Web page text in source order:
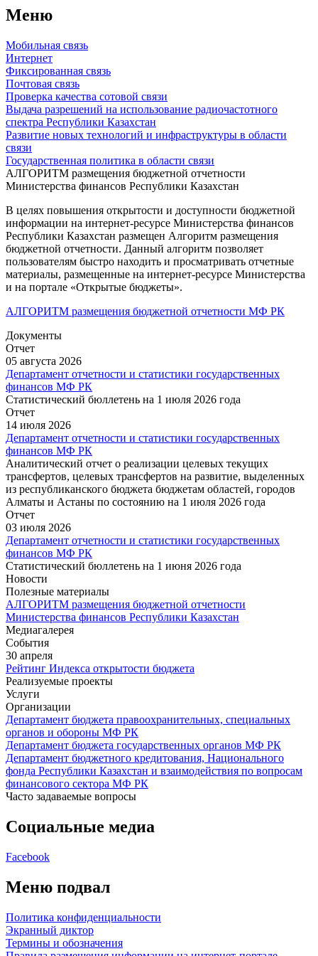
Меню
Мобильная связь
Интернет
Фиксированная связь
Почтовая связь
Проверка качества сотовой связи
Выдача разрешений на использование радиочастотного
спектра Республики Казахстан
Развитие новых технологий и инфраструктуры в области
связи
Государственная политика в области связи
АЛГОРИТМ размещения бюджетной отчетности
Министерства финансов Республики Казахстан
В целях повышения открытости и доступности бюджетной
информации на интернет-ресурсе Министерства финансов
Республики Казахстан размещен Алгоритм размещения
бюджетной отчетности. Данный алгоритм позволяет
пользователям быстро находить и просматривать отчетные
материалы, размещенные на интернет-ресурсе Министерства
и на портале «Открытые бюджеты».
АЛГОРИТМ размещения бюджетной отчетности МФ РК
Документы
Отчет
05 августа 2026
Департамент отчетности и статистики государственных
финансов МФ РК
Статистический бюллетень на 1 июля 2026 года
Отчет
14 июля 2026
Департамент отчетности и статистики государственных
финансов МФ РК
Аналитический отчет о реализации целевых текущих
трансфертов, целевых трансфертов на развитие, выделенных
из республиканского бюджета бюджетам областей, городов
Алматы и Астаны по состоянию на 1 июля 2026 года
Отчет
03 июля 2026
Департамент отчетности и статистики государственных
финансов МФ РК
Статистический бюллетень на 1 июня 2026 года
Новости
Полезные материалы
АЛГОРИТМ размещения бюджетной отчетности
Министерства финансов Республики Казахстан
Медиагалерея
События
30 апреля
Рейтинг Индекса открытости бюджета
Реализуемые проекты
Услуги
Организации
Департамент бюджета правоохранительных, специальных
органов и обороны МФ РК
Департамент бюджета государственных органов МФ РК
Департамент бюджетного кредитования, Национального
фонда Республики Казахстан и взаимодействия по вопросам
финансового сектора МФ РК
Часто задаваемые вопросы
Социальные медиа
Facebook
Меню подвал
Политика конфиденциальности
Экранный диктор
Термины и обозначения